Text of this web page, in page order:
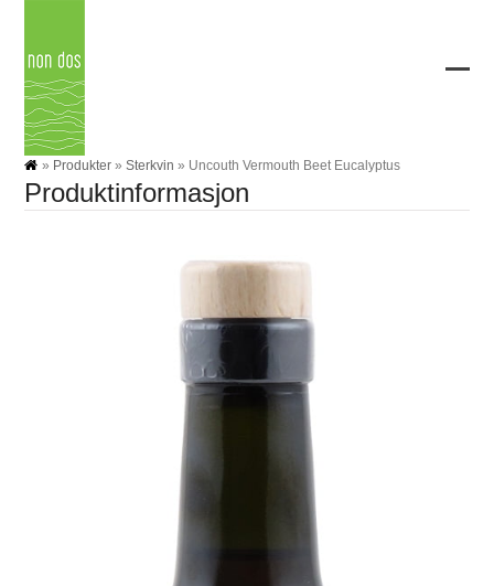
content
» Produkter »Sterkvin » Uncouth Vermouth Beet Eucalyptus
Produktinformasjon